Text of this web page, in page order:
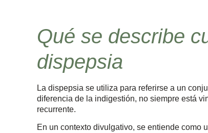
Qué se describe
dispepsia
La dispepsia se utiliza para referirse a un
diferencia de la indigestión, no siempre está
recurrente.
En un contexto divulgativo, se entiende como